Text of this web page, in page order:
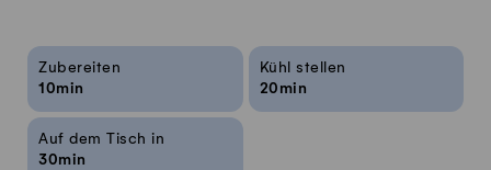
Rezeptinfos
Zubereiten
10min
Kühl stellen
20min
Auf dem Tisch in
30min